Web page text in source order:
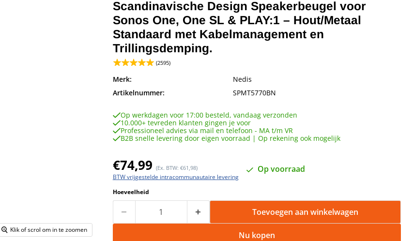
Klik of scrol om in te zoomen
Scandinavische Design Speakerbeugel voor
Sonos One, One SL & PLAY:1 – Hout/Metaal
Standaard met Kabelmanagement en
Trillingsdemping.
(2595)
Merk:
Nedis
Artikelnummer:
SPMT5770BN
Op werkdagen voor 17:00 besteld, vandaag verzonden
10.000+ tevreden klanten gingen je voor
Professioneel advies via mail en telefoon - MA t/m VR
B2B snelle levering door eigen voorraad | Op rekening ook mogelijk
Huidige prijs
€74,99 (Ex. BTW: €61,98)
BTW vrijgestelde intracommunautaire levering
Op voorraad
Hoeveelheid
Toevoegen aan winkelwagen
Nu kopen